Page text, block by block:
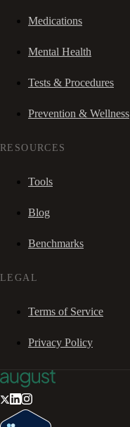
Medications
Mental Health
Tests & Procedures
Prevention & Wellness
RESOURCES
Tools
Blog
Benchmarks
LEGAL
Terms of Service
Privacy Policy